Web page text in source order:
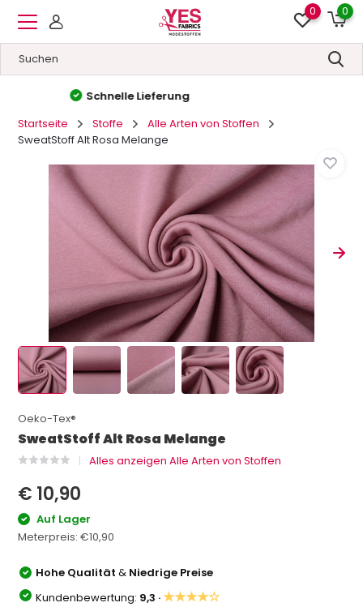
0 0
Hohe Qualität&
Startseite
Stoffe
Alle Arten von Stoffen
SweatStoff Alt Rosa Melange
Oeko-Tex®
SweatStoff Alt Rosa Melange
Alles anzeigen Alle Arten von Stoffen
€ 10,90
Auf Lager
Meterpreis:€10,90
Hohe Qualität& Niedrige Preise
Kundenbewertung: 9,3 ·★★★★☆